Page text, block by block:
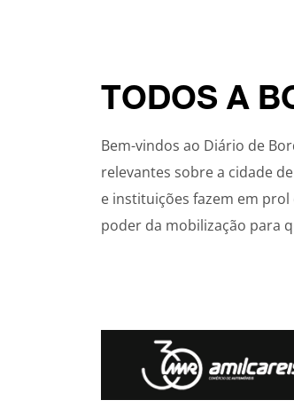
TODOS A
Bem-vindos ao Diário de
relevantes sobre a cidade
e instituições fazem em
poder da mobilização para